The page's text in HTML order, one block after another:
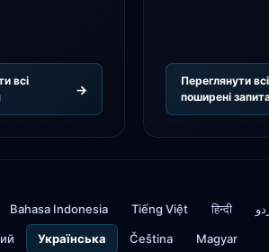
всі
Переглянути всі
поширені
Bahasa Indonesia Tiếng Việt हिन्दी
Українська Čeština Magyar